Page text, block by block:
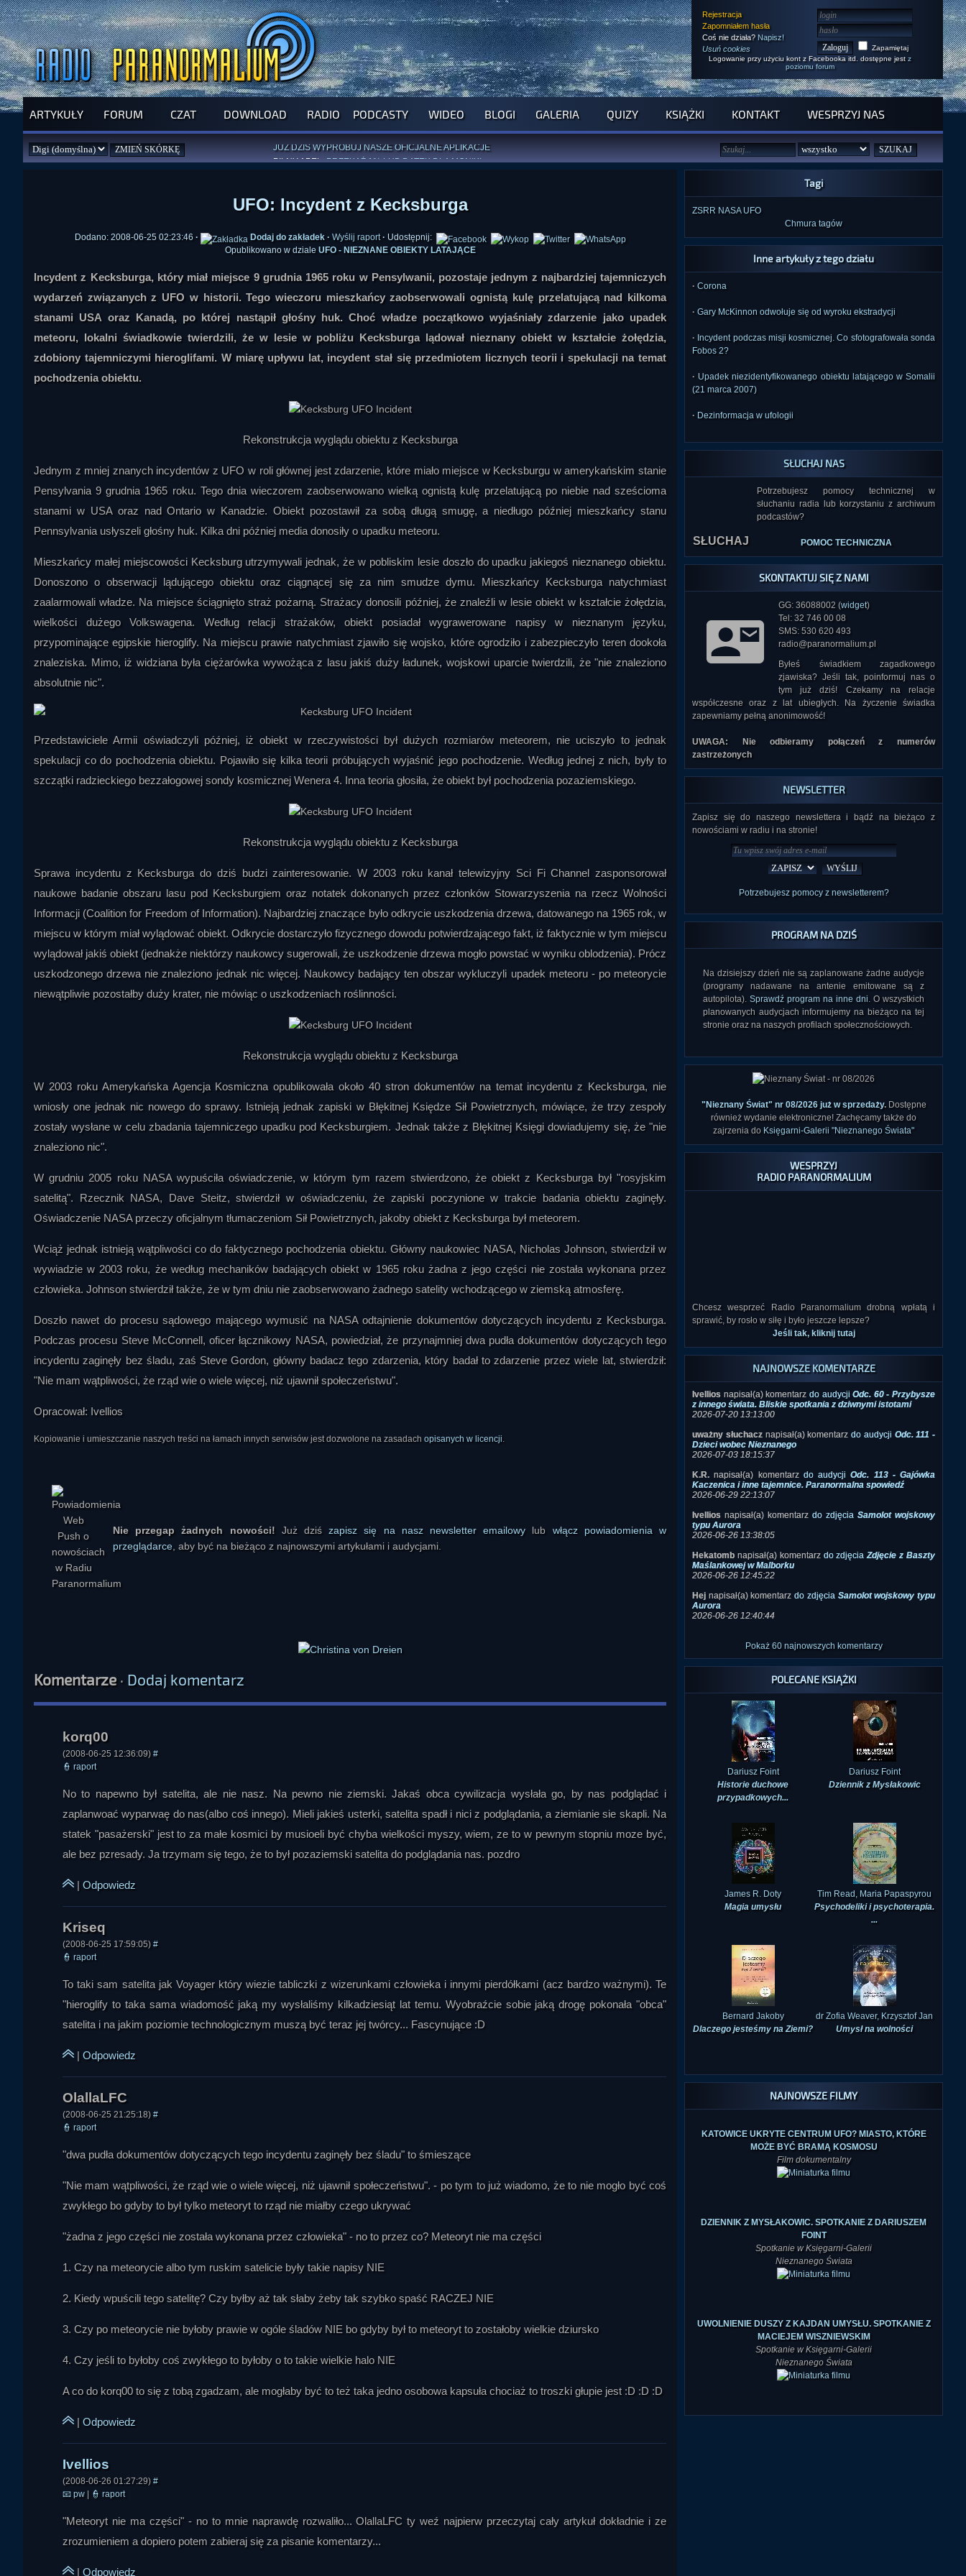
Rejestracja
Zapomniałem hasła
Coś nie działa? Napisz!
Usuń cookies
Zapamiętaj
Logowanie przy użyciu kont z Facebooka itd. dostępne jest z
poziomu forum
ARTYKUŁY FORUM CZAT DOWNLOAD RADIO PODCASTY WIDEO BLOGI GALERIA QUIZY KSIĄŻKI KONTAKT WESPRZYJ NAS
SPRAWDŹ PROGRAM NA NAJBLIŻSZY TYDZIEŃ
PILNY APEL:PRZEKAŻ 1% LUB DATEK DLA MONIKI
UFO: Incydent z Kecksburga
Dodano: 2008-06-25 02:23:46 · Dodaj do zakładek · Wyślij raport · Udostępnij:
Opublikowano w dziale UFO - NIEZNANE OBIEKTY LATAJĄCE
Incydent z Kecksburga, który miał miejsce 9 grudnia 1965 roku w Pensylwanii, pozostaje jednym z najbardziej tajemniczych
wydarzeń związanych z UFO w historii. Tego wieczoru mieszkańcy zaobserwowali ognistą kulę przelatującą nad kilkoma
stanami USA oraz Kanadą, po której nastąpił głośny huk. Choć władze początkowo wyjaśniały zdarzenie jako upadek
meteoru, lokalni świadkowie twierdzili, że w lesie w pobliżu Kecksburga lądował nieznany obiekt w kształcie żołędzia,
zdobiony tajemniczymi hieroglifami. W miarę upływu lat, incydent stał się przedmiotem licznych teorii i spekulacji na temat
pochodzenia obiektu.
Rekonstrukcja wyglądu obiektu z Kecksburga
Jednym z mniej znanych incydentów z UFO w roli głównej jest zdarzenie, które miało miejsce w Kecksburgu w amerykańskim stanie
Pensylvania 9 grudnia 1965 roku. Tego dnia wieczorem zaobserwowano wielką ognistą kulę przelatującą po niebie nad sześcioma
stanami w USA oraz nad Ontario w Kanadzie. Obiekt pozostawił za sobą długą smugę, a niedługo później mieszkańcy stanu
Pennsylvania usłyszeli głośny huk. Kilka dni później media donosiły o upadku meteoru.
Mieszkańcy małej miejscowości Kecksburg utrzymywali jednak, że w pobliskim lesie doszło do upadku jakiegoś nieznanego obiektu.
Donoszono o obserwacji lądującego obiektu oraz ciągnącej się za nim smudze dymu. Mieszkańcy Kecksburga natychmiast
zaalarmowali władze. Na miejsce ściągnięto straż pożarną. Strażacy donosili później, że znaleźli w lesie obiekt w kształcie żołędzia,
wielkości dużego Volkswagena. Według relacji strażaków, obiekt posiadał wygrawerowane napisy w nieznanym języku,
przypominające egipskie hieroglify. Na miejscu prawie natychmiast zjawiło się wojsko, które ogrodziło i zabezpieczyło teren dookoła
znaleziska. Mimo, iż widziana była ciężarówka wywożąca z lasu jakiś duży ładunek, wojskowi uparcie twierdzili, że "nie znaleziono
absolutnie nic".
Przedstawiciele Armii oświadczyli później, iż obiekt w rzeczywistości był dużych rozmiarów meteorem, nie uciszyło to jednak
spekulacji co do pochodzenia obiektu. Pojawiło się kilka teorii próbujących wyjaśnić jego pochodzenie. Według jednej z nich, były to
szczątki radzieckiego bezzałogowej sondy kosmicznej Wenera 4. Inna teoria głosiła, że obiekt był pochodzenia pozaziemskiego.
Rekonstrukcja wyglądu obiektu z Kecksburga
Sprawa incydentu z Kecksburga do dziś budzi zainteresowanie. W 2003 roku kanał telewizyjny Sci Fi Channel zasponsorował
naukowe badanie obszaru lasu pod Kecksburgiem oraz notatek dokonanych przez członków Stowarzyszenia na rzecz Wolności
Informacji (Coalition for Freedom of Information). Najbardziej znaczące było odkrycie uszkodzenia drzewa, datowanego na 1965 rok, w
miejscu w którym miał wylądować obiekt. Odkrycie dostarczyło fizycznego dowodu potwierdzającego fakt, iż faktycznie w tym miejscu
wylądował jakiś obiekt (jednakże niektórzy naukowcy sugerowali, że uszkodzenie drzewa mogło powstać w wyniku oblodzenia). Prócz
uszkodzonego drzewa nie znaleziono jednak nic więcej. Naukowcy badający ten obszar wykluczyli upadek meteoru - po meteorycie
niewątpliwie pozostałby duży krater, nie mówiąc o uszkodzeniach roślinności.
Rekonstrukcja wyglądu obiektu z Kecksburga
W 2003 roku Amerykańska Agencja Kosmiczna opublikowała około 40 stron dokumentów na temat incydentu z Kecksburga, nie
wniosły one jednak nic nowego do sprawy. Istnieją jednak zapiski w Błękitnej Księdze Sił Powietrznych, mówiące, że trzy zespoły
zostały wysłane w celu zbadania tajemniczego upadku pod Kecksburgiem. Jednak także z Błękitnej Księgi dowiadujemy się, że "nie
znaleziono nic".
W grudniu 2005 roku NASA wypuściła oświadczenie, w którym tym razem stwierdzono, że obiekt z Kecksburga był "rosyjskim
satelitą". Rzecznik NASA, Dave Steitz, stwierdził w oświadczeniu, że zapiski poczynione w trakcie badania obiektu zaginęły.
Oświadczenie NASA przeczy oficjalnym tłumaczeniom Sił Powietrznych, jakoby obiekt z Kecksburga był meteorem.
Wciąż jednak istnieją wątpliwości co do faktycznego pochodzenia obiektu. Główny naukowiec NASA, Nicholas Johnson, stwierdził w
wywiadzie w 2003 roku, że według mechaników badających obiekt w 1965 roku żadna z jego części nie została wykonana przez
człowieka. Johnson stwierdził także, że w tym dniu nie zaobserwowano żadnego satelity wchodzącego w ziemską atmosferę.
Doszło nawet do procesu sądowego mającego wymusić na NASA odtajnienie dokumentów dotyczących incydentu z Kecksburga.
Podczas procesu Steve McConnell, oficer łącznikowy NASA, powiedział, że przynajmniej dwa pudła dokumentów dotyczących tego
incydentu zaginęły bez śladu, zaś Steve Gordon, główny badacz tego zdarzenia, który badał to zdarzenie przez wiele lat, stwierdził:
"Nie mam wątpliwości, że rząd wie o wiele więcej, niż ujawnił społeczeństwu".
Opracował: Ivellios
Kopiowanie i umieszczanie naszych treści na łamach innych serwisów jest dozwolone na zasadach opisanych w licencji.
Nie przegap żadnych nowości! Już dziśzapisz się na nasz newsletter emailowy lub włącz powiadomienia w
przeglądarce , aby być na bieżąco z najnowszymi artykułami i audycjami.
Komentarze· Dodaj komentarz
(2008-06-25 12:36:09) #
👮 raport
No to napewno był satelita, ale nie nasz. Na pewno nie ziemski. Jakaś obca cywilizacja wysłała go, by nas podglądać i
zaplanwoać wyparwaę do nas(albo coś innego). Mieli jakieś usterki, satelita spadł i nici z podglądania, a ziemianie sie skapli. Na
statek "pasażerski" jest to za małe kosmici by musioeli być chyba wielkości myszy, wiem, ze to w pewnym stopniu moze być,
ale bez pzresady. Ja trzymam się tego, że to był pozaziemski satelita do podglądania nas. pozdro
| Odpowiedz
Kriseq
(2008-06-25 17:59:05) #
👮 raport
To taki sam satelita jak Voyager który wiezie tabliczki z wizerunkami człowieka i innymi pierdółkami (acz bardzo ważnymi). Te
"hieroglify to taka sama wiadomość jaką my wysłaliśmy kilkadziesiąt lat temu. Wyobraźcie sobie jaką drogę pokonała "obca"
satelita i na jakim poziomie technologicznym muszą być teraz jej twórcy... Fascynujące :D
| Odpowiedz
OlallaLFC
(2008-06-25 21:25:18) #
👮 raport
"dwa pudła dokumentów dotyczących tego incydentu zaginęły bez śladu" to śmieszące
"Nie mam wątpliwości, że rząd wie o wiele więcej, niż ujawnił społeczeństwu". - po tym to już wiadomo, że to nie mogło być coś
zwykłego bo gdyby to był tylko meteoryt to rząd nie miałby czego ukrywać
"żadna z jego części nie została wykonana przez człowieka" - no to przez co? Meteoryt nie ma części
1. Czy na meteorycie albo tym ruskim satelicie były takie napisy NIE
2. Kiedy wpuścili tego satelitę? Czy byłby aż tak słaby żeby tak szybko spaść RACZEJ NIE
3. Czy po meteorycie nie byłoby prawie w ogóle śladów NIE bo gdyby był to meteoryt to zostałoby wielkie dziursko
4. Czy jeśli to byłoby coś zwykłego to byłoby o to takie wielkie halo NIE
A co do korq00 to się z tobą zgadzam, ale mogłaby być to też taka jedno osobowa kapsuła chociaż to troszki głupie jest :D :D :D
| Odpowiedz
(2008-06-26 01:27:29) #
📧 pw 👮 raport
"Meteoryt nie ma części" - no to mnie naprawdę rozwaliło... OlallaLFC ty weź najpierw przeczytaj cały artykuł dokładnie i ze
zrozumieniem a dopiero potem zabieraj się za pisanie komentarzy...
| Odpowiedz
KIRO
Ivellios
Tagi
ZSRR NASA UFO
Chmura tagów
Inne artykuły z tego działu
· Corona
· Gary McKinnon odwołuje się od wyroku ekstradycji
· Incydent podczas misji kosmicznej. Co sfotografowała sonda
Fobos 2?
· Upadek niezidentyfikowanego obiektu latającego w Somalii
(21 marca 2007)
· Dezinformacja w ufologii
SŁUCHAJ NAS
Potrzebujesz pomocy technicznej w
słuchaniu radia lub korzystaniu z archiwum
podcastów?
POMOC TECHNICZNA
SKONTAKTUJ SIĘ Z NAMI
GG: 36088002 (widget)
Tel: 32 746 00 08
SMS: 530 620 493
radio@paranormalium.pl
Byłeś świadkiem zagadkowego
zjawiska? Jeśli tak, poinformuj nas o
tym już dziś! Czekamy na relacje
współczesne oraz z lat ubiegłych. Na życzenie świadka
zapewniamy pełną anonimowość!
UWAGA: Nie odbieramy połączeń z numerów
zastrzeżonych
NEWSLETTER
Zapisz się do naszego newslettera i bądź na bieżąco z
nowościami w radiu i na stronie!
Potrzebujesz pomocy z newsletterem?
PROGRAM NA DZIŚ
Na dzisiejszy dzień nie są zaplanowane żadne audycje
(programy nadawane na antenie emitowane są z
autopilota). Sprawdź program na inne dni. O wszystkich
planowanych audycjach informujemy na bieżąco na tej
stronie oraz na naszych profilach społecznościowych.
"Nieznany Świat" nr 08/2026 już w sprzedaży.Dostępne
również wydanie elektroniczne! Zachęcamy także do
zajrzenia do Księgarni-Galerii "Nieznanego Świata"
WESPRZYJ
RADIO PARANORMALIUM
Jeśli tak, kliknij tutaj
NAJNOWSZE KOMENTARZE
napisał(a) komentarzdo audycjiOdc. 60 - Przybysze
z innego świata. Bliskie spotkania z dziwnymi istotami
2026-07-20 13:13:00
uważny słuchacznapisał(a) komentarz do audycji
2026-07-03 18:15:37
K.R. napisał(a) komentarz
2026-06-29 22:13:07
Ivelliosnapisał(a) komentarz
Samolot wojskowy
2026-06-26 13:38:05
Hekatombnapisał(a) komentarz
2026-06-26 12:45:22
Hejnapisał(a) komentarz
2026-06-26 12:40:44
POLECANE KSIĄŻKI
Dariusz Foint
Historie duchowe
przypadkowych...
Dariusz Foint
Dziennik z Mysłakowic
James R. Doty
Magia umysłu
Tim Read, Maria Papaspyrou
Psychodeliki i psychoterapia.
...
Bernard Jakoby
Dlaczego jesteśmy na Ziemi?
dr Zofia Weaver, Krzysztof Jan
Umysł na wolności
NAJNOWSZE FILMY
KATOWICE UKRYTE CENTRUM UFO? MIASTO, KTÓRE
Film dokumentalny
Spotkanie w Księgarni-Galerii
Nieznanego Świata
Spotkanie w Księgarni-Galerii
Nieznanego Świata